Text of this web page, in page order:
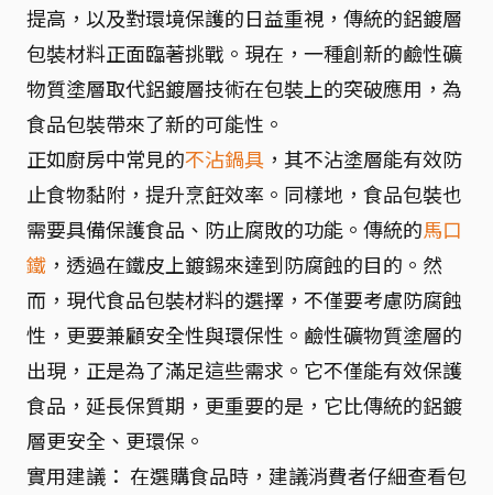
提高，以及對環境保護的日益重視，傳統的鋁鍍層
包裝材料正面臨著挑戰。現在，一種創新的鹼性礦
物質塗層取代鋁鍍層技術在包裝上的突破應用，為
食品包裝帶來了新的可能性。
正如廚房中常見的不沾鍋具 ，其不沾塗層能有效防
止食物黏附，提升烹飪效率。同樣地，食品包裝也
需要具備保護食品、防止腐敗的功能。傳統的馬口
鐵 ，透過在鐵皮上鍍錫來達到防腐蝕的目的。然
而，現代食品包裝材料的選擇，不僅要考慮防腐蝕
性，更要兼顧安全性與環保性。鹼性礦物質塗層的
出現，正是為了滿足這些需求。它不僅能有效保護
食品，延長保質期，更重要的是，它比傳統的鋁鍍
層更安全、更環保。
實用建議： 在選購食品時，建議消費者仔細查看包